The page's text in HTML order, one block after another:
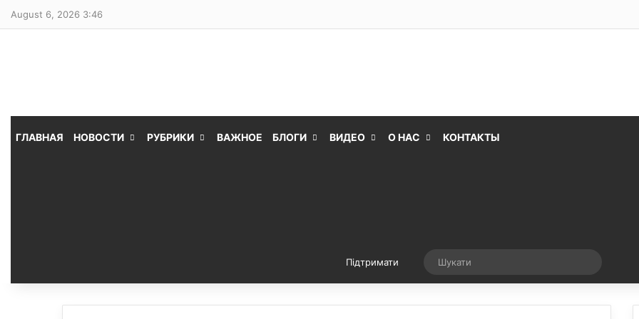
August 6, 2026 3:46
ГЛАВНАЯ НОВОСТИ РУБРИКИ ВАЖНОЕ БЛОГИ ВИДЕО О НАС КОНТАКТЫ
Підтримати Випадкова стаття